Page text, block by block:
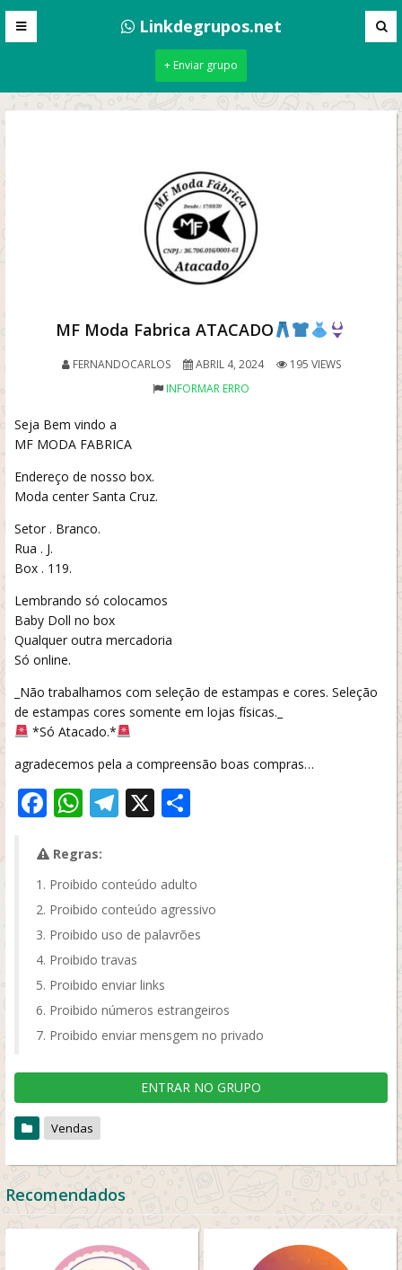
Linkdegrupos.net
+ Enviar grupo
MF Moda Fabrica ATACADO
FERNANDOCARLOS ABRIL 4, 2024
195 VIEWS
INFORMAR ERRO
Seja Bem vindo a
MF MODA FABRICA
Endereço de nosso box.
Moda center Santa Cruz.
Setor . Branco.
Rua . J.
Box . 119.
Lembrando só colocamos
Baby Doll no box
Qualquer outra mercadoria
Só online.
_Não trabalhamos com seleção de estampas e cores. Seleção
de estampas cores somente em lojas físicas._
*Só Atacado.*
agradecemos pela a compreensão boas compras…
Facebook
WhatsApp
Telegram
X
Regras:
Proibido conteúdo adulto
Proibido conteúdo agressivo
Proibido uso de palavrões
Proibido travas
Proibido enviar links
Proibido números estrangeiros
Proibido enviar mensgem no privado
ENTRAR NO GRUPO
Vendas
Recomendados